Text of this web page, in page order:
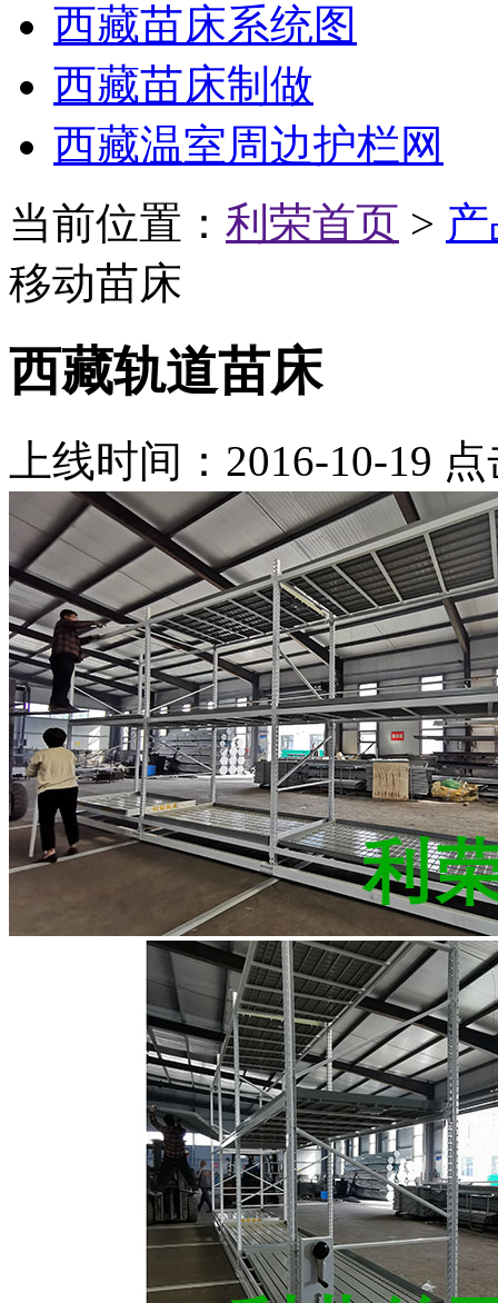
西藏苗床系统图
西藏苗床制做
西藏温室周边护栏网
当前位置： 利荣首页 >
移动苗床
西藏轨道苗床
上线时间：2016-10-19